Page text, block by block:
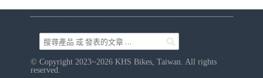
© Copyright 2023~2026 KHS Bikes, Taiwan. All rights
reserved.